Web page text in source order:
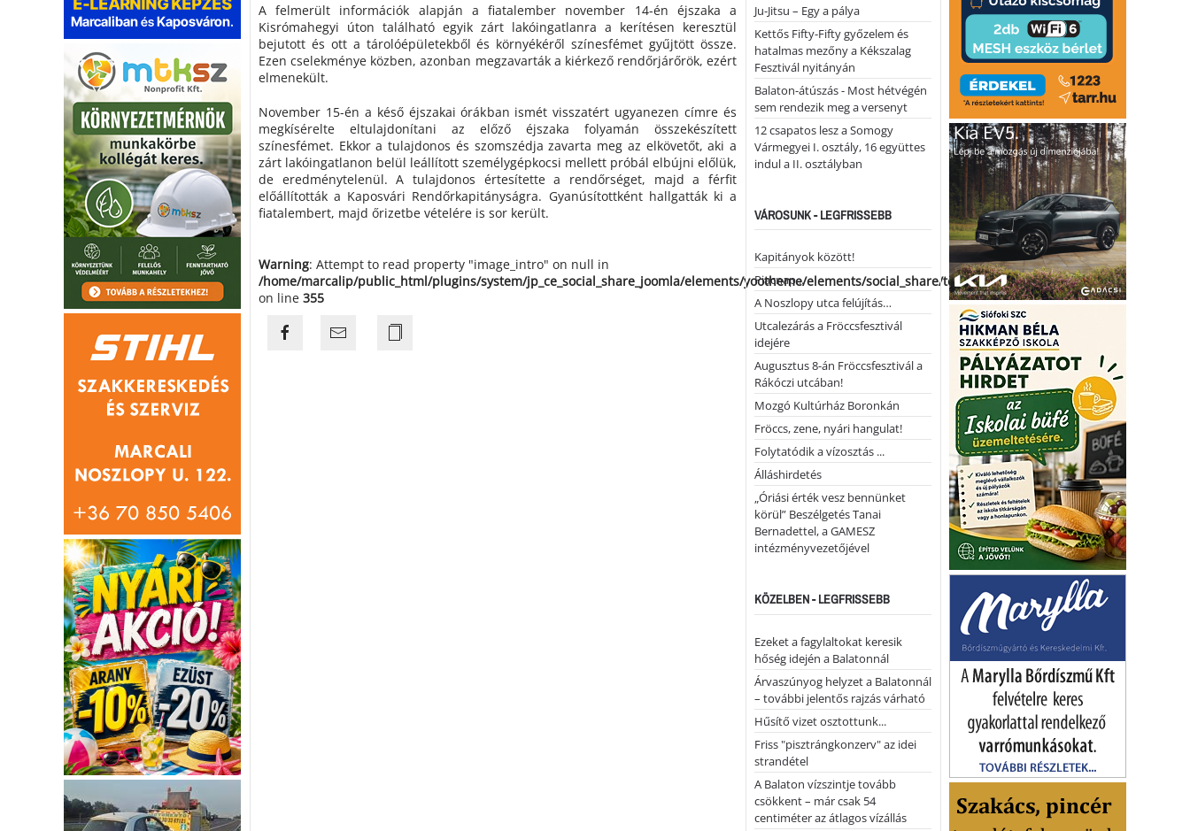
A felmerült információk alapján a fiatalember november 14-én éjszaka a
Kisrómahegyi úton található egyik zárt lakóingatlanra a kerítésen keresztül
bejutott és ott a tárolóépületekből és környékéről színesfémet gyűjtött össze.
Ezen cselekménye közben, azonban megzavarták a kiérkező rendőrjárőrök, ezért
elmenekült.
November 15-én a késő éjszakai órákban ismét visszatért ugyanezen címre és
megkísérelte eltulajdonítani az előző éjszaka folyamán összekészített
színesfémet. Ekkor a tulajdonos és szomszédja zavarta meg az elkövetőt, aki a
zárt lakóingatlanon belül leállított személygépkocsi mellett próbál elbújni előlük,
de eredménytelenül. A tulajdonos értesítette a rendőrséget, majd a férfit
előállították a Kaposvári Rendőrkapitányságra. Gyanúsítottként hallgatták ki a
fiatalembert, majd őrizetbe vételére is sor került.
Warning: Attempt to read property "image_intro" on null in
/home/marcalip/public_html/plugins/system/jp_ce_social_share_joomla/elements/yootheme/elements/social_share/templates/template.php
on line 355
Ju-Jitsu – Egy a pálya
Kettős Fifty-Fifty győzelem és
hatalmas mezőny a Kékszalag
Fesztivál nyitányán
Balaton-átúszás - Most hétvégén
sem rendezik meg a versenyt
12 csapatos lesz a Somogy
Vármegyei I. osztály, 16 együttes
indul a II. osztályban
VÁROSUNK - LEGFRISSEBB
Kapitányok között!
Piacnap...
A Noszlopy utca felújítás…
Utcalezárás a Fröccsfesztivál
idejére
Augusztus 8-án Fröccsfesztivál a
Rákóczi utcában!
Mozgó Kultúrház Boronkán
Fröccs, zene, nyári hangulat!
Folytatódik a vízosztás ...
Álláshirdetés
„Óriási érték vesz bennünket
körül” Beszélgetés Tanai
Bernadettel, a GAMESZ
intézményvezetőjével
KÖZELBEN - LEGFRISSEBB
Ezeket a fagylaltokat keresik
hőség idején a Balatonnál
Árvaszúnyog helyzet a Balatonnál
– további jelentős rajzás várható
Hűsítő vizet osztottunk...
Friss "pisztrángkonzerv" az idei
strandétel
A Balaton vízszintje tovább
csökkent – már csak 54
centiméter az átlagos vízállás